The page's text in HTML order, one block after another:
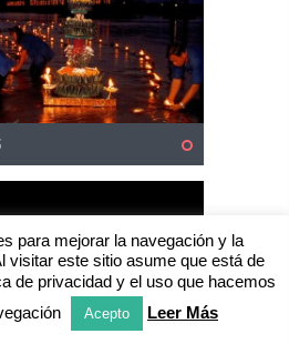
para mejorar la navegación y la
visitar este sitio asume que está de
de privacidad y el uso que hacemos
Acepto Leer Más